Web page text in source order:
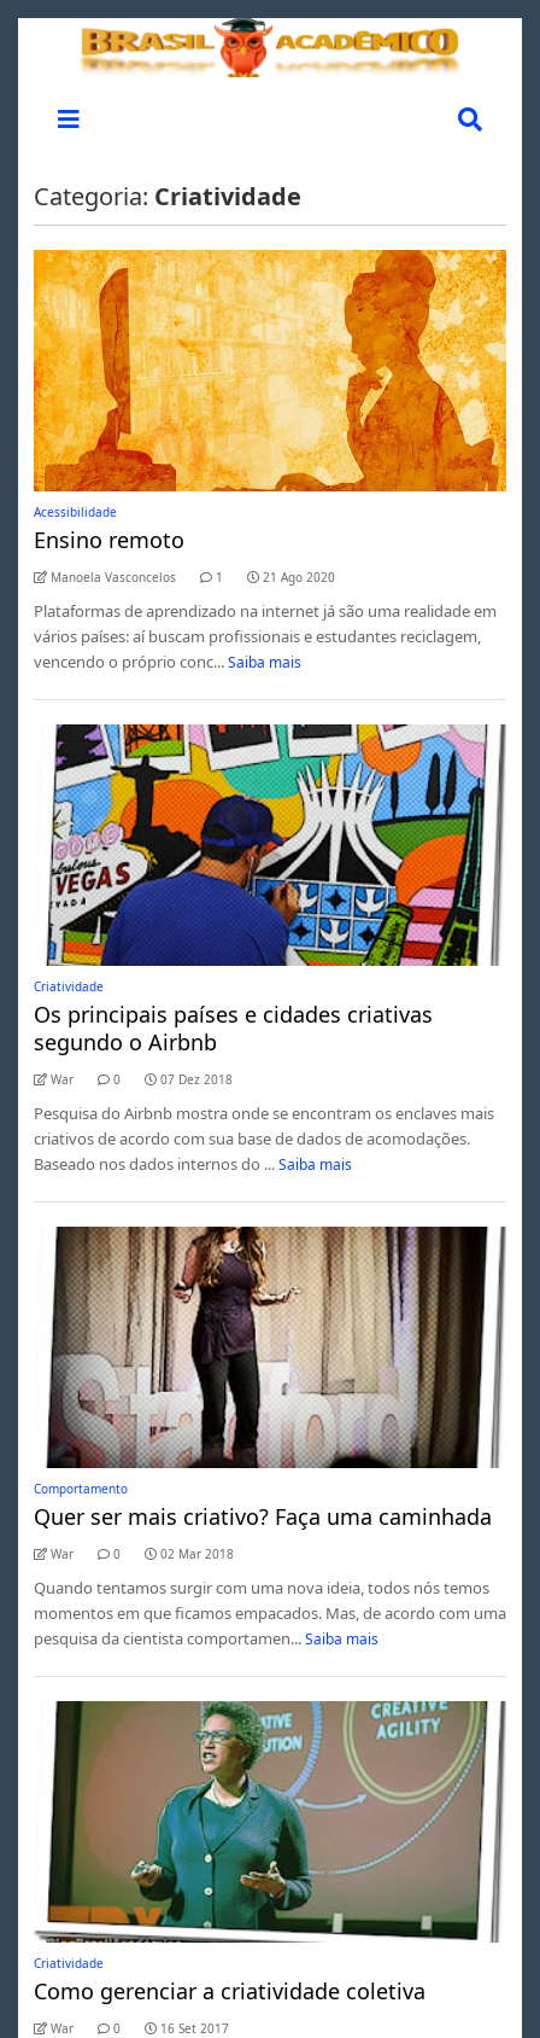
Categoria: Criatividade
Acessibilidade
Ensino remoto
Manoela Vasconcelos 1 21 Ago 2020
Plataformas de aprendizado na internet já são uma realidade em
vários países: aí buscam profissionais e estudantes reciclagem,
vencendo o próprio conc... Saiba mais
Criatividade
Os principais países e cidades criativas
segundo o Airbnb
War 0 07 Dez 2018
Pesquisa do Airbnb mostra onde se encontram os enclaves mais
criativos de acordo com sua base de dados de acomodações.
Baseado nos dados internos do ... Saiba mais
Comportamento
Quer ser mais criativo? Faça uma caminhada
War 0 02 Mar 2018
Quando tentamos surgir com uma nova ideia, todos nós temos
momentos em que ficamos empacados. Mas, de acordo com uma
pesquisa da cientista comportamen... Saiba mais
Criatividade
Como gerenciar a criatividade coletiva
War 0 16 Set 2017